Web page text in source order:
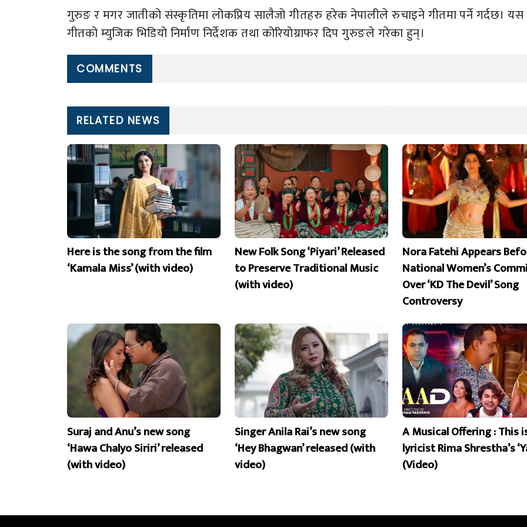
गुरुङ र मगर जातीको संस्कृतिमा लोकप्रिय सालैजो गीतहरु हरेक नेपालीले रुचाइने गीतमा पर्ने गर्दछ। यस
गीतको म्युजिक भिडियो निर्माण निर्देशक तथा कोरियोग्राफर दिप गुरुङले गरेका हुन्।
COMMENTS
RELATED NEWS
Here is the song from the film
‘Kamala Miss’ (with video)
New Folk Song ‘Piyari’ Released
to Preserve Traditional Music
(with video)
Nora Fatehi Appears
National Women’s
Over ‘KD The Devil’ Song
Controversy
Suraj and Anu’s new song
‘Hawa Chalyo Siriri’ released
(with video)
Singer Anila Rai’s new song
‘Hey Bhagwan’ released (with
video)
A Musical Offering : This
lyricist Rima Shrestha’s
(Video)